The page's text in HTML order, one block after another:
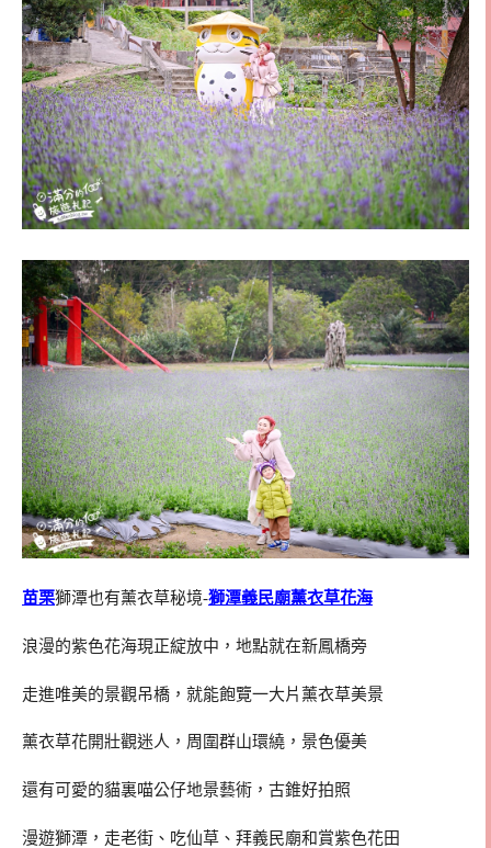
苗栗獅潭也有薰衣草秘境-獅潭義民廟薰衣草花海
浪漫的紫色花海現正綻放中，地點就在新鳳橋旁
走進唯美的景觀吊橋，就能飽覽一大片薰衣草美景
薰衣草花開壯觀迷人，周圍群山環繞，景色優美
還有可愛的貓裏喵公仔地景藝術，古錐好拍照
漫遊獅潭，走老街、吃仙草、拜義民廟和賞紫色花田